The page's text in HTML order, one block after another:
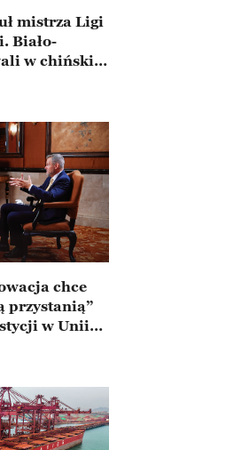
mistrza Ligi
Biało-
w chińskim
chce
przystanią”
w Unii